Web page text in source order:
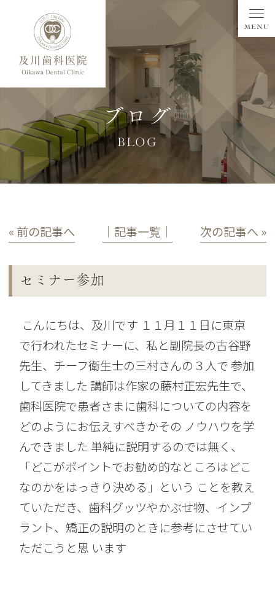
ブログ
BLOG
« 前の記事へ │記事一覧│ 次の記事へ »
セミナー参加
こんにちは、及川です １１月１１日に東京
で行われたセミナーに、私と副院長の古谷野
先生、チーフ衛生士の三村さんの３人で 参加
してきました 講師は作家の藤村正宏先生で、
歯科医院で患者さまに歯科についての内容を
どのようにお伝えすべきかその ノウハウを学
んできました 単純に説明するのでは無く、
「どこがポイントでお勧め的なところはどこ
なのかをはっきり決める」という ことを教え
ていただき、歯科グッツやかぶせ物、インプ
ラント、矯正の説明のときに参考にさせてい
ただこうと思 います